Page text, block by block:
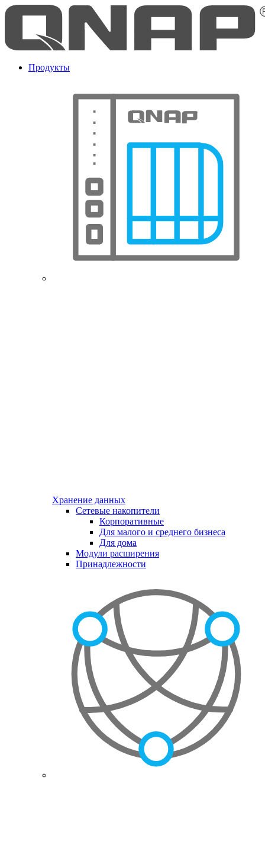
Продукты
Хранение данных
Сетевые накопители
Корпоративные
Для малого и среднего бизнеса
Для дома
Модули расширения
Принадлежности